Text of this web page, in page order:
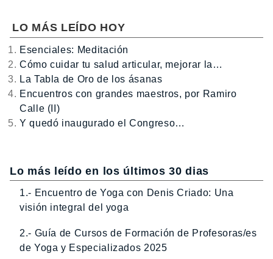
LO MÁS LEÍDO HOY
Esenciales: Meditación
Cómo cuidar tu salud articular, mejorar la…
La Tabla de Oro de los ásanas
Encuentros con grandes maestros, por Ramiro
Calle (II)
Y quedó inaugurado el Congreso…
Lo más leído en los últimos 30 dias
1.- Encuentro de Yoga con Denis Criado: Una
visión integral del yoga
2.- Guía de Cursos de Formación de Profesoras/es
de Yoga y Especializados 2025